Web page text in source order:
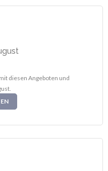
diesen Angeboten und